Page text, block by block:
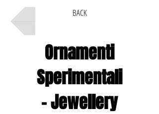
BACK
Ornamenti
Sperimentali
- Jewellery